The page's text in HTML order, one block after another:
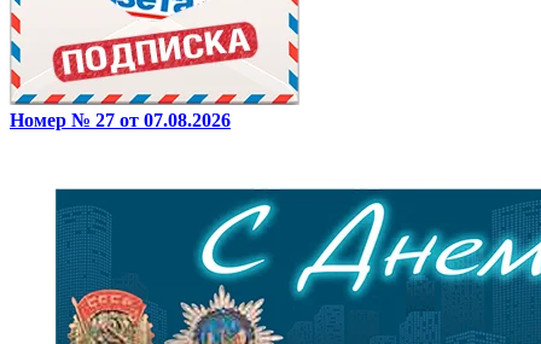
Номер № 27 от 07.08.2026